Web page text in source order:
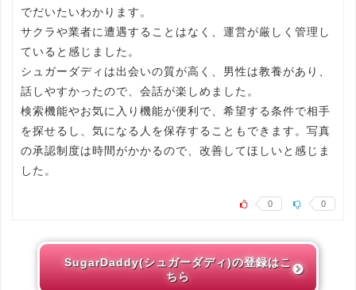
でだいたいわかります。
サクラや業者に遭遇することはなく、運営が厳しく管理し
ていると感じました。
シュガーダディは出会いの質が高く、男性は教養があり、
話しやすかったので、会話が楽しめました。
検索機能やお気に入り機能が便利で、希望する条件で相手
を探せるし、気になる人を保存することもできます。写真
の承認制度は時間がかかるので、改善してほしいと感じま
した。
0 0
SugarDaddy(シュガーダディ)の登録はこ
ちら